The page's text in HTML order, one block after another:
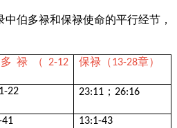
伯多禄和保禄使命的平行经节，
禄（ 2-12 保禄（13-28章）
22 23:11 ； 26:16
41 13:1-43